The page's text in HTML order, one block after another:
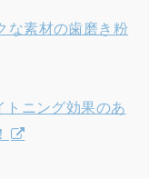
な素材の歯磨き粉
トニング効果のあ